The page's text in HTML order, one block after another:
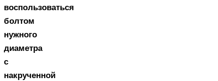
воспользоваться
болтом
нужного
диаметра
с
накрученной